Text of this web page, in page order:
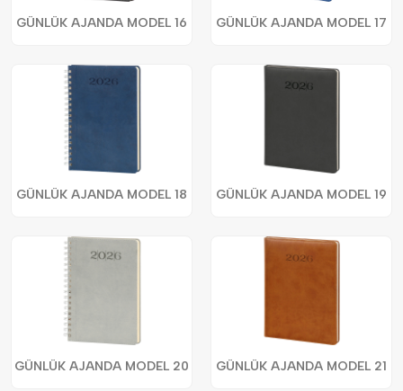
GÜNLÜK AJANDA MODEL 16 GÜNLÜK AJANDA MODEL 17
GÜNLÜK AJANDA MODEL 18 GÜNLÜK AJANDA MODEL 19
GÜNLÜK AJANDA MODEL 20 GÜNLÜK AJANDA MODEL 21